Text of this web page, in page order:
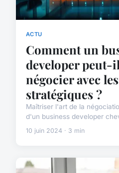
ACTU
Comment un
developer peut-
négocier avec
stratégiques ?
Maîtriser l'art de la
d'un business developer
10 juin 2024 · 3 min